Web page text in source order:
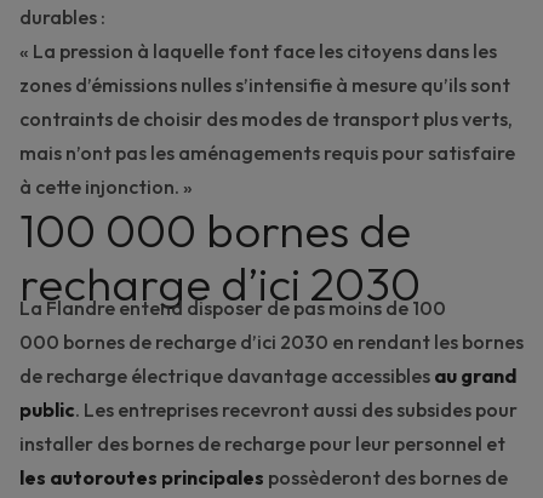
durables :
« La pression à laquelle font face les citoyens dans les
zones d’émissions nulles s’intensifie à mesure qu’ils sont
contraints de choisir des modes de transport plus verts,
mais n’ont pas les aménagements requis pour satisfaire
à cette injonction. »
100 000 bornes de
recharge d’ici 2030
La Flandre entend disposer de pas moins de 100
000 bornes de recharge d’ici 2030 en rendant les bornes
de recharge électrique davantage accessibles au grand
public. Les entreprises recevront aussi des subsides pour
installer des bornes de recharge pour leur personnel et
les autoroutes principales possèderont des bornes de